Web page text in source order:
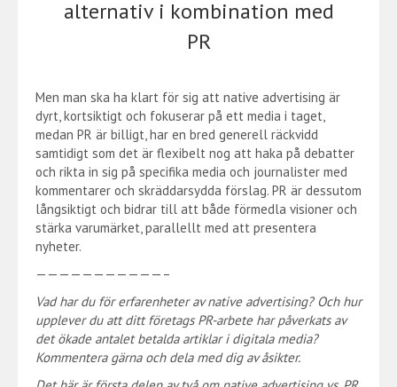
alternativ i kombination med
PR
Men man ska ha klart för sig att native advertising är
dyrt, kortsiktigt och fokuserar på ett media i taget,
medan PR är billigt, har en bred generell räckvidd
samtidigt som det är flexibelt nog att haka på debatter
och rikta in sig på specifika media och journalister med
kommentarer och skräddarsydda förslag. PR är dessutom
långsiktigt och bidrar till att både förmedla visioner och
stärka varumärket, parallellt med att presentera
nyheter.
———————————–
Vad har du för erfarenheter av native advertising? Och hur
upplever du att ditt företags PR-arbete har påverkats av
det ökade antalet betalda artiklar i digitala media?
Kommentera gärna och dela med dig av åsikter.